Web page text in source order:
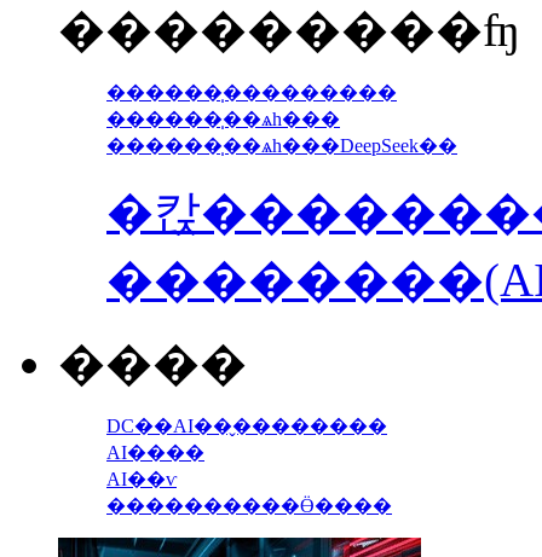
���������ʩ
������̩���������
������̩��ѧһ���
������̩��ѧһ���DeepSeek��
�칹
����
DC��AI��̬��������
AI����
AI��ѵ
����������Ӫ����